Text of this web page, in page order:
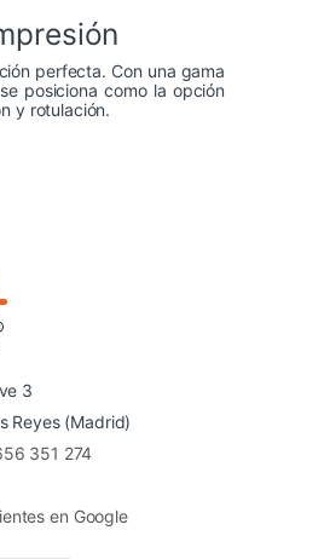
perfecta. Con una gama
posiciona como la opción
y rotulación.
3
Reyes (Madrid)
351 274
en Google